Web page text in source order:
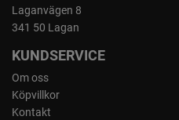
Laganvägen 8
341 50 Lagan
KUNDSERVICE
Om oss
Köpvillkor
Kontakt